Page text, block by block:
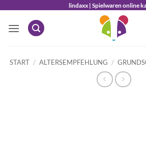
springen
lindaxx | Spielwaren online
START / ALTERSEMPFEHLUNG /